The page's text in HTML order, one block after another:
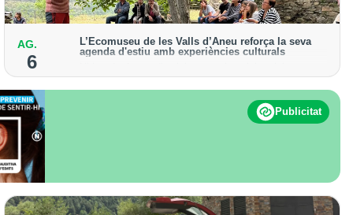
PODCASTS
PROGRAMES
ESPORTS
CONTACTE
AG.
6
L’Ecomuseu de les Valls d’Àneu reforça la seva
agenda d'estiu amb experiències culturals
guiades i propostes teatralitzades fins al 31 d'agost
Publicitat